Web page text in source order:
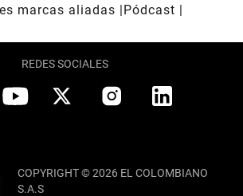
marcas aliadas
Pódcast
REDES SOCIALES
COPYRIGHT © 2026 EL COLOMBIANO
S.A.S